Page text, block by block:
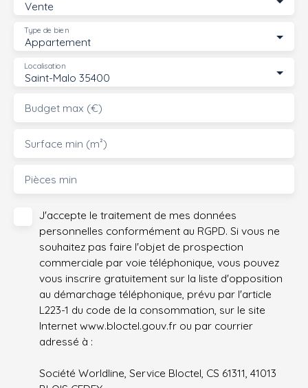
Vente
Appartement
Type de bien
Saint-Malo 35400
Localisation
Budget max (€)
Surface min (m²)
Pièces min
J'accepte le traitement de mes données
personnelles conformément au RGPD. Si vous ne
souhaitez pas faire l'objet de prospection
commerciale par voie téléphonique, vous pouvez
vous inscrire gratuitement sur la liste d'opposition
au démarchage téléphonique, prévu par l'article
L223-1 du code de la consommation, sur le site
Internet www.bloctel.gouv.fr ou par courrier
adressé à :
Société Worldline, Service Bloctel, CS 61311, 41013